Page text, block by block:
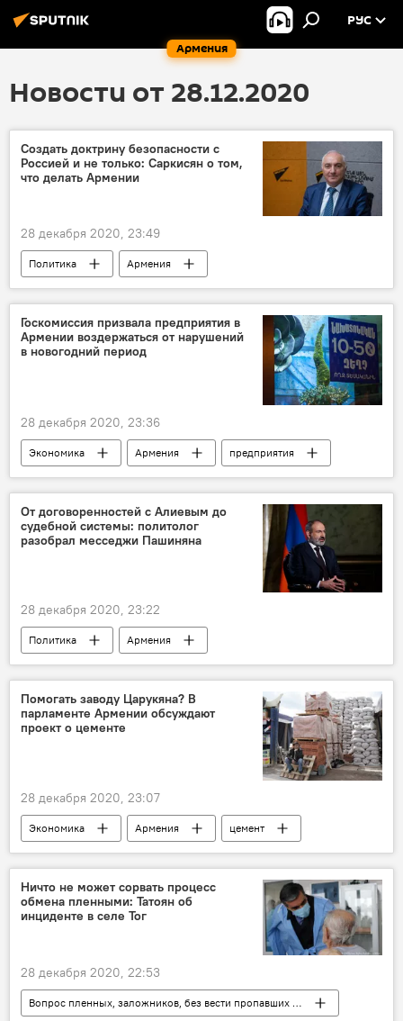
Армения
РУС
Новости от 28.12.2020
Создать доктрину безопасности с
Россией и не только: Саркисян о том,
что делать Армении
28 декабря 2020, 23:49
Политика
Армения
Нагорный Карабах
Армен Саркисян
Послевоенный Карабах
Турция
Азербайджан
миротворцы
Госкомиссия призвала предприятия в
Армении воздержаться от нарушений
в новогодний период
28 декабря 2020, 23:36
Экономика Армения предприятия
От договоренностей с Алиевым до
судебной системы: политолог
разобрал месседжи Пашиняна
28 декабря 2020, 23:22
Политика
Армения
Пашинян Никол
месседж
Помогать заводу Царукяна? В
парламенте Армении обсуждают
проект о цементе
28 декабря 2020, 23:07
Экономика Армения
цемент
закон
Ничто не может сорвать процесс
обмена пленными: Татоян об
инциденте в селе Тог
28 декабря 2020, 22:53
Вопрос пленных, заложников, без вести пропавших и погибших в Карабахе